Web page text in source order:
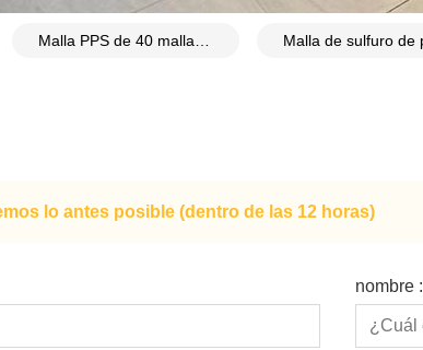
lo antes posible (dentro de las 12 horas)
nombre :